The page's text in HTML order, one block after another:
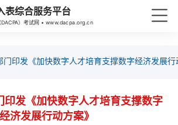
表综合服务平台
DACPA）考试网 • www.dacpa.org.cn
门印发《加快数字人才培育支撑数字经济发展
印发《加快数字人才培育支撑数字
经济发展行动方案》